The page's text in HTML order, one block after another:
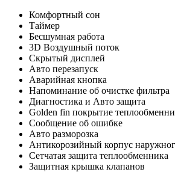
Комфортный сон
Таймер
Бесшумная работа
3D Воздушный поток
Скрытый дисплей
Авто перезапуск
Аварийная кнопка
Напоминание об очистке фильтра
Диагностика и Авто защита
Golden fin покрытие
Сообщение об ошибке
Авто разморозка
Антикорозийный корпус
Cетчатая защита теплообменника
Защитная крышка клапанов